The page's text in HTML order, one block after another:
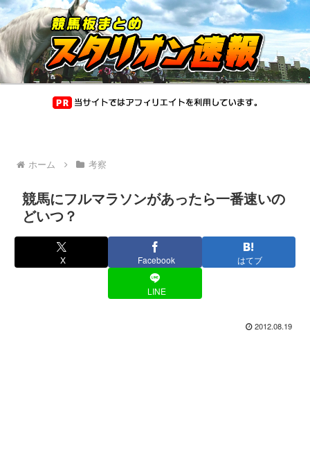
ホーム 考察
競馬にフルマラソンがあったら一番速いの
どいつ？
X Facebook はてブ
LINE
2012.08.19